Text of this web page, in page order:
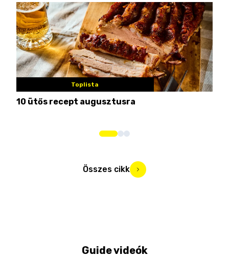
Toplista
10 ütős recept augusztusra
Összes cikk
Guide videók